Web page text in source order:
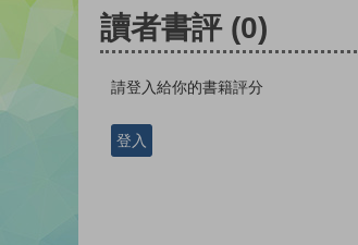
讀者書評 (0)
請登入給你的書籍評分
登入